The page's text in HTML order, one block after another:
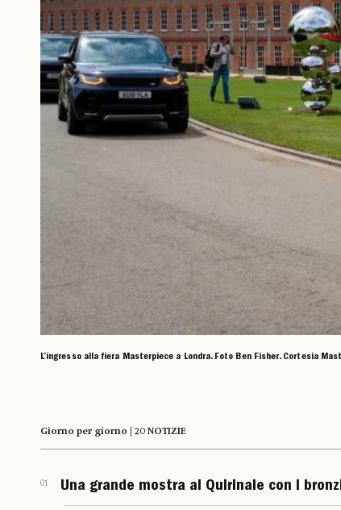
L’ingresso alla fiera Masterpiece a Londra. Foto Ben Fisher. Cortesia
Giorno per giorno | 20 NOTIZIE
01 Una grande mostra al Quirinale con i